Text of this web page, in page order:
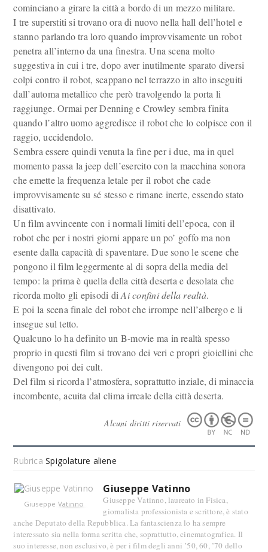
cominciano a girare la città a bordo di un mezzo militare.
I tre superstiti si trovano ora di nuovo nella hall dell’hotel e
stanno parlando tra loro quando improvvisamente un robot
penetra all’interno da una finestra. Una scena molto
suggestiva in cui i tre, dopo aver inutilmente sparato diversi
colpi contro il robot, scappano nel terrazzo in alto inseguiti
dall’automa metallico che però travolgendo la porta li
raggiunge. Ormai per Denning e Crowley sembra finita
quando l’altro uomo aggredisce il robot che lo colpisce con il
raggio, uccidendolo.
Sembra essere quindi venuta la fine per i due, ma in quel
momento passa la jeep dell’esercito con la macchina sonora
che emette la frequenza letale per il robot che cade
improvvisamente su sé stesso e rimane inerte, essendo stato
disattivato.
Un film avvincente con i normali limiti dell’epoca, con il
robot che per i nostri giorni appare un po’ goffo ma non
esente dalla capacità di spaventare. Due sono le scene che
pongono il film leggermente al di sopra della media del
tempo: la prima è quella della città deserta e desolata che
ricorda molto gli episodi diAi confini della realtà.
E poi la scena finale del robot che irrompe nell’albergo e li
insegue sul tetto.
Qualcuno lo ha definito un B-movie ma in realtà spesso
proprio in questi film si trovano dei veri e propri gioiellini che
divengono poi dei cult.
Del film si ricorda l’atmosfera, soprattutto inziale, di minaccia
incombente, acuita dal clima irreale della città deserta.
Alcuni diritti riservati
RubricaSpigolature aliene
Giuseppe Vatinno
Giuseppe Vatinno
Giuseppe Vatinno, laureato in Fisica,
giornalista professionista e scrittore, è stato
anche Deputato della Repubblica. La fantascienza lo ha sempre
interessato sia nella forma scritta che, soprattutto, cinematografica. Il
suo interesse, non esclusivo, è per i film degli anni ’50, 60, ’70 dello